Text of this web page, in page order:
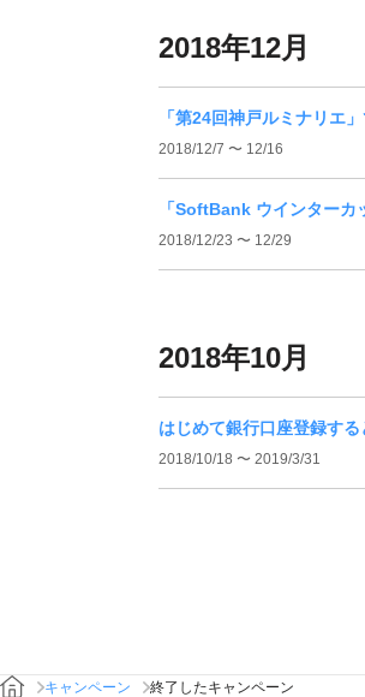
2018年12月
「第24回神戸ルミナリエ
2018/12/7 〜 12/16
「SoftBank ウインターカ
2018/12/23 〜 12/29
2018年10月
はじめて銀行口座登録す
2018/10/18 〜 2019/3/31
キャンペーン 終了したキャンペーン